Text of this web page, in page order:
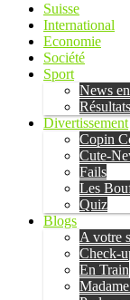
Suisse
International
Economie
Société
Sport
News
Résultats
Divertissement
Copin
Cute-
Fails
Les
Quiz
Blogs
A votre
Check-
En Train